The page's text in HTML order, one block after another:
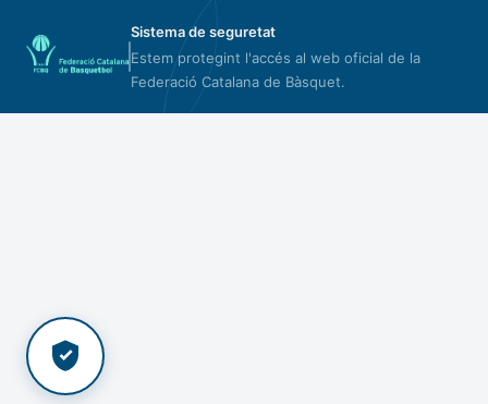
Sistema de seguretat
Estem protegint l'accés al web oficial de la
Federació Catalana de Bàsquet.